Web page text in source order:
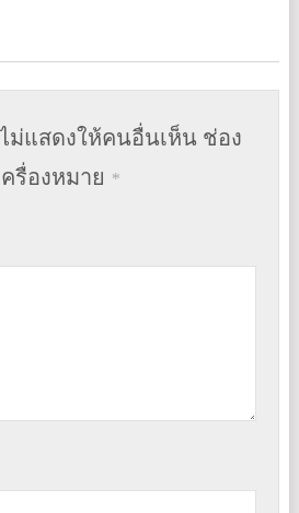
ม่แสดงให้คนอื่นเห็น ช่อง
รื่องหมาย *